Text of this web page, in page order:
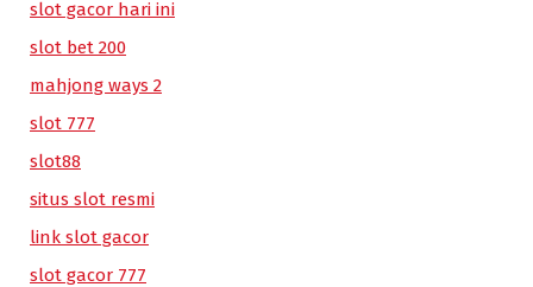
slot gacor hari ini
slot bet 200
mahjong ways 2
slot 777
slot88
situs slot resmi
link slot gacor
slot gacor 777